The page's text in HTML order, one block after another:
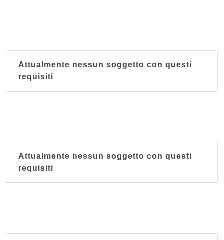
Attualmente nessun soggetto con questi
requisiti
Attualmente nessun soggetto con questi
requisiti